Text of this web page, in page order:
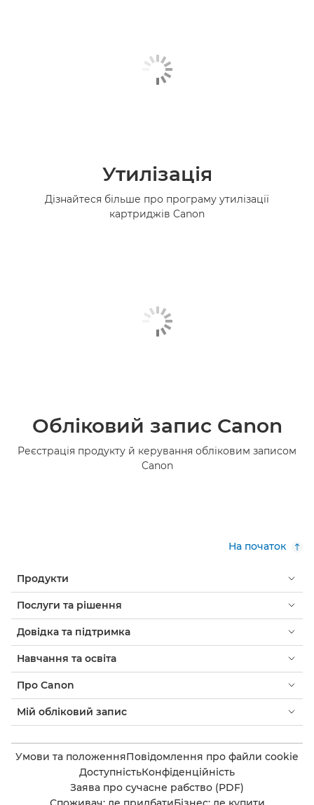
Утилізація
Дізнайтеся більше про програму утилізації
картриджів Canon
Обліковий запис Canon
Реєстрація продукту й керування обліковим записом
Canon
На початок
Продукти
Послуги та рішення
Довідка та підтримка
Навчання та освіта
Про Canon
Мій обліковий запис
Умови та положенняПовідомлення про файли cookie
ДоступністьКонфіденційність
Заява про сучасне рабство (PDF)